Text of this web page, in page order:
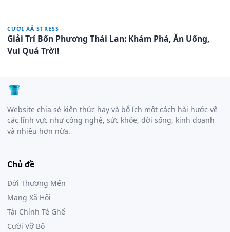
CƯỜI XẢ STRESS
Giải Trí Bốn Phương Thái Lan: Khám Phá, Ăn Uống,
Vui Quá Trời!
Website chia sẻ kiến thức hay và bổ ích một cách hài hước về
các lĩnh vực như công nghệ, sức khỏe, đời sống, kinh doanh
và nhiều hơn nữa.
Chủ đề
Đời Thương Mến
Mạng Xã Hội
Tài Chính Té Ghế
Cười Vỡ Bô